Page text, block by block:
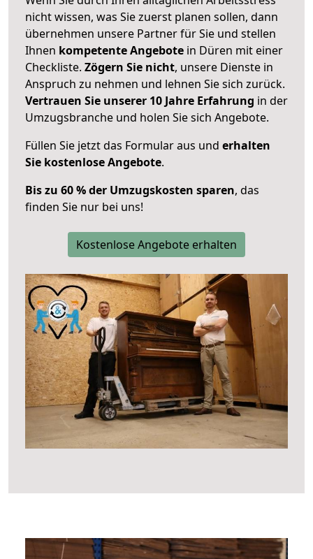
nicht wissen, was Sie zuerst planen sollen, dann
übernehmen unsere Partner für Sie und stellen
Ihnen kompetente Angebote in Düren mit einer
Checkliste. Zögern Sie nicht, unsere Dienste in
Anspruch zu nehmen und lehnen Sie sich zurück.
Vertrauen Sie unserer 10 Jahre Erfahrung in der
Umzugsbranche und holen Sie sich Angebote.
Füllen Sie jetzt das Formular aus und erhalten
Sie kostenlose Angebote.
Bis zu 60 % der Umzugskosten sparen, das
finden Sie nur bei uns!
Kostenlose Angebote erhalten